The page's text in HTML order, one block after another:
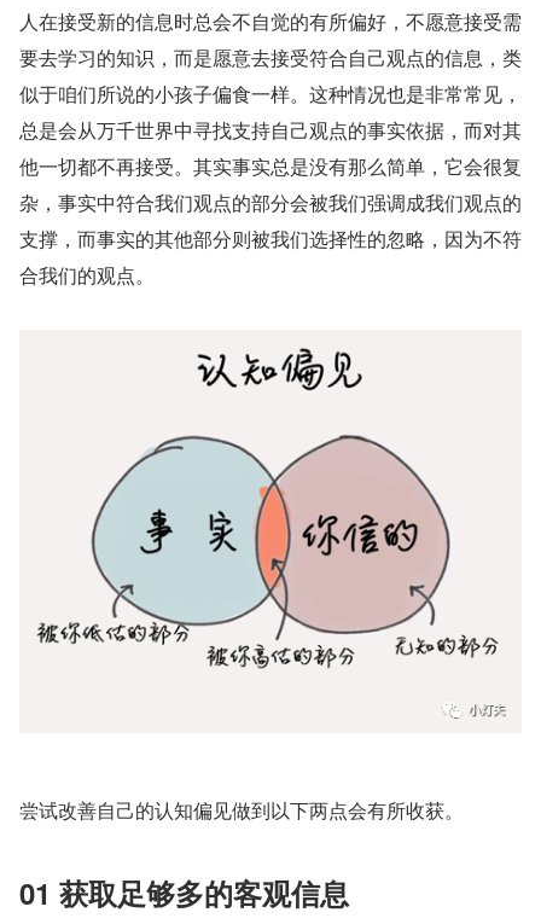
人在接受新的信息时总会不自觉的有所偏好，不愿意接受需
要去学习的知识，而是愿意去接受符合自己观点的信息，类
似于咱们所说的小孩子偏食一样。这种情况也是非常常见，
总是会从万千世界中寻找支持自己观点的事实依据，而对其
他一切都不再接受。其实事实总是没有那么简单，它会很复
杂，事实中符合我们观点的部分会被我们强调成我们观点的
支撑，而事实的其他部分则被我们选择性的忽略，因为不符
合我们的观点。
尝试改善自己的认知偏见做到以下两点会有所收获。
01 获取足够多的客观信息